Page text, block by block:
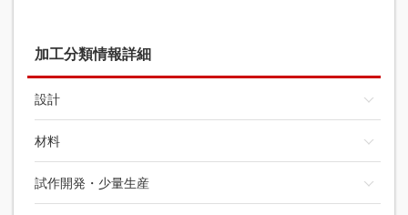
加工分類情報詳細
設計
材料
試作開発・少量生産